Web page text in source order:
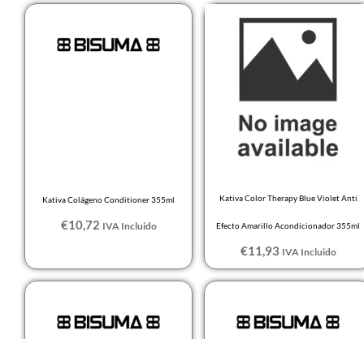
Kativa Colágeno Conditioner 355ml
€10,72 IVA Incluido
Kativa Color Therapy Blue Violet Anti
Efecto Amarillo Acondicionador 355ml
€11,93 IVA Incluido